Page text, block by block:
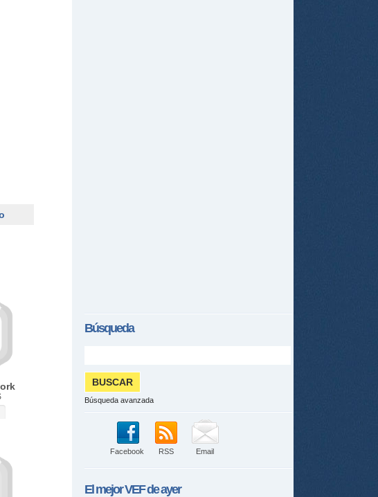
Búsqueda
Búsqueda avanzada
Facebook RSS Email
El mejorVEFde ayer